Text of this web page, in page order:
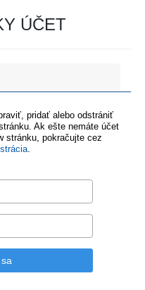
ÚČET
pridať alebo odstrániť
Ak ešte nemáte účet
stránku, pokračujte cez
.